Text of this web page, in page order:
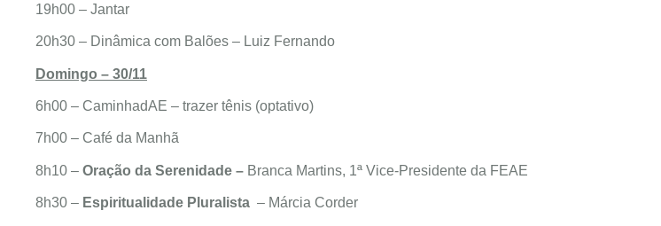
19h00 – Jantar
20h30 – Dinâmica com Balões – Luiz Fernando
Domingo – 30/11
6h00 – CaminhadAE – trazer tênis (optativo)
7h00 – Café da Manhã
8h10 – Oração da Serenidade – Branca Martins, 1ª Vice-Presidente da FEAE
8h30 – Espiritualidade Pluralista – Márcia Corder